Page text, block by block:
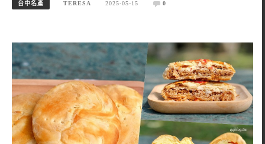
台中名產 TERESA 2025-05-15 0